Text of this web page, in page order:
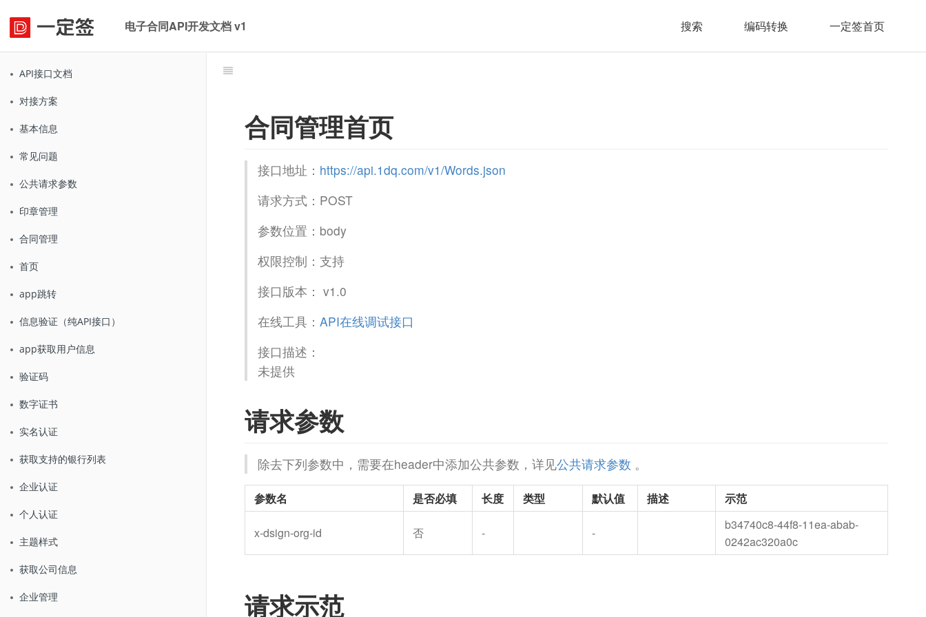
电子合同API开发文档 v1 搜索 编码转换 一定签首页
API接口文档
对接方案
基本信息
常见问题
公共请求参数
印章管理
合同管理
首页
app跳转
信息验证（纯API接口）
app获取用户信息
验证码
数字证书
实名认证
获取支持的银行列表
企业认证
个人认证
主题样式
获取公司信息
企业管理
合同管理首页
接口地址： https://api.1dq.com/v1/Words.json
请求方式：POST
参数位置：body
权限控制：支持
接口版本： v1.0
在线工具： API在线调试接口
接口描述：
未提供
请求参数
除去下列参数中，需要在header中添加公共参数，详见公共请求参数 。
参数名 是否必填 长度 类型 默认值 描述 示范
x-dsign-org-id 否 - -
b34740c8-44f8-11ea-abab-
0242ac320a0c
请求示范